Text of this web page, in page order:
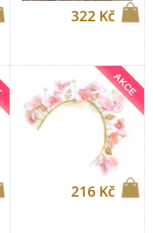
322 Kč
216 Kč
AKCE